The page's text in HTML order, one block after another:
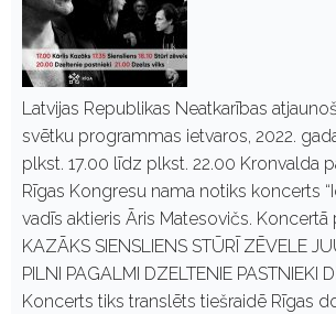
Latvijas Republikas Neatkarības
svētku programmas ietvaros, 2022.
plkst. 17.00 līdz plkst. 22.00 Kronvalda
Rīgas Kongresu nama notiks koncerts
vadīs aktieris Āris Matesovičs. Koncertā
KAZĀKS SIENSLIENS STŪRĪ ZĒVELE
PILNI PAGALMI DZELTENIE PASTNIEKI
Koncerts tiks translēts tiešraidē Rīgas